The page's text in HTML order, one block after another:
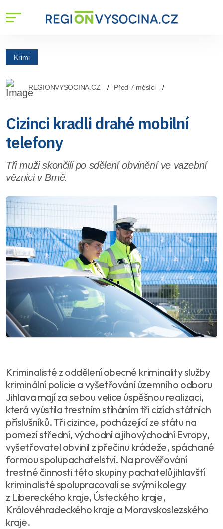
Krimi
REGIONVYSOCINA.CZ Před 7 měsíci
Cizinci kradli drahé mobilní
telefony
Tři muži skončili po sdělení obvinění ve vazební
věznici v Brně.
Kriminalisté z oddělení obecné kriminality služby
kriminální policie a vyšetřování územního odboru
Jihlava mají za sebou velice úspěšnou realizaci,
která vyústila trestním stíháním tři cizích státních
příslušníků. Tři cizince, pocházející ze státu na
pomezí střední, východní a jihovýchodní Evropy,
vyšetřovatel obvinil z přečinu krádeže, spáchané
formou spolupachatelství. Na prověřování
trestné činnosti této skupiny pachatelů jihlavští
kriminalisté spolupracovali se svými kolegy
z Libereckého kraje, Ústeckého kraje,
Královéhradeckého kraje a Moravskoslezského
kraje.